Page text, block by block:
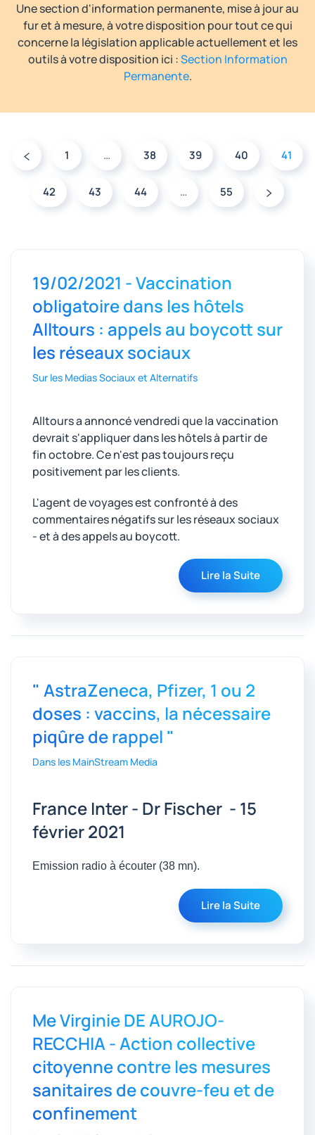
Une section d'information permanente, mise à jour au
fur et à mesure, à votre disposition pour tout ce qui
concerne la législation applicable actuellement et les
outils à votre disposition ici :Section Information
Permanente.
1 … 38 39 40 41
42 43 44 … 55
19/02/2021 - Vaccination
obligatoire dans les hôtels
Alltours : appels au boycott sur
les réseaux sociaux
Sur les Medias Sociaux et Alternatifs
Alltours a annoncé vendredi que la vaccination
devrait s'appliquer dans les hôtels à partir de
fin octobre. Ce n'est pas toujours reçu
positivement par les clients.
L'agent de voyages est confronté à des
commentaires négatifs sur les réseaux sociaux
- et à des appels au boycott.
Lire la Suite
" AstraZeneca, Pfizer, 1 ou 2
doses : vaccins, la nécessaire
piqûre de rappel "
Dans les MainStream Media
France Inter - Dr Fischer - 15
février 2021
Emission radio à écouter (38 mn).
Lire la Suite
Me Virginie DE AUROJO-
RECCHIA - Action collective
citoyenne contre les mesures
sanitaires de couvre-feu et de
confinement